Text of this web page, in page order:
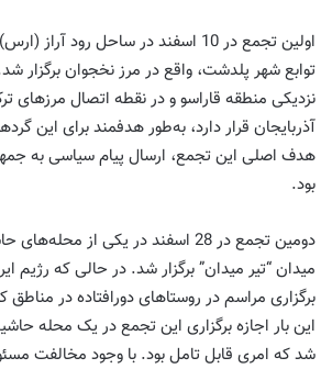
اولین تجمع در 10 اسفند در ساحل رود
توابع شهر پلدشت، واقع در مرز نخجوان برگزار
نزدیکی منطقه قاراسو و در نقطه اتصال مرزهای
آذربایجان قرار دارد، به‌طور هدفمند برای این
هدف اصلی این تجمع، ارسال پیام سیاسی به
بود.
دومین تجمع در 28 اسفند در یکی از
میدان “تیر میدان” برگزار شد. در حالی که رژیم
برگزاری مراسم در روستاهای دورافتاده در
این بار اجازه برگزاری این تجمع در یک محله
شد که امری قابل تامل بود. با وجود مخالفت